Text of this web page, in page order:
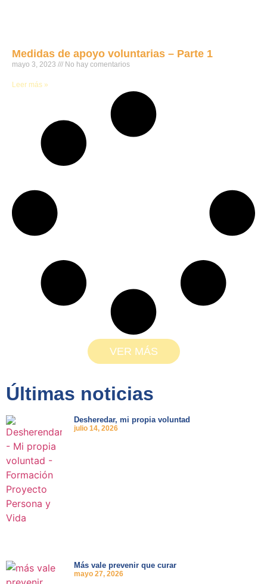
Medidas de apoyo voluntarias – Parte 1
mayo 3, 2023 No hay comentarios
Leer más »
VER MÁS
Últimas noticias
Desheredar, mi propia voluntad
julio 14, 2026
Más vale prevenir que curar
mayo 27, 2026